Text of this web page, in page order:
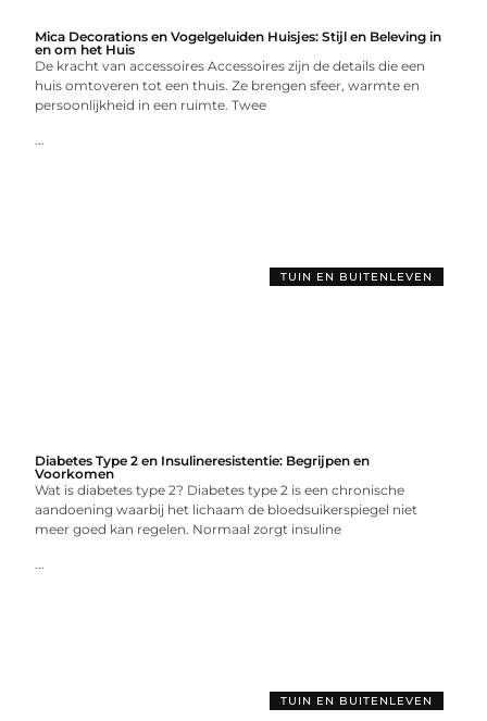
Mica Decorations en Vogelgeluiden Huisjes: Stijl en Beleving in
en om het Huis
De kracht van accessoires Accessoires zijn de details die een
huis omtoveren tot een thuis. Ze brengen sfeer, warmte en
persoonlijkheid in een ruimte. Twee
...
TUIN EN BUITENLEVEN
Diabetes Type 2 en Insulineresistentie: Begrijpen en
Voorkomen
Wat is diabetes type 2? Diabetes type 2 is een chronische
aandoening waarbij het lichaam de bloedsuikerspiegel niet
meer goed kan regelen. Normaal zorgt insuline
...
TUIN EN BUITENLEVEN